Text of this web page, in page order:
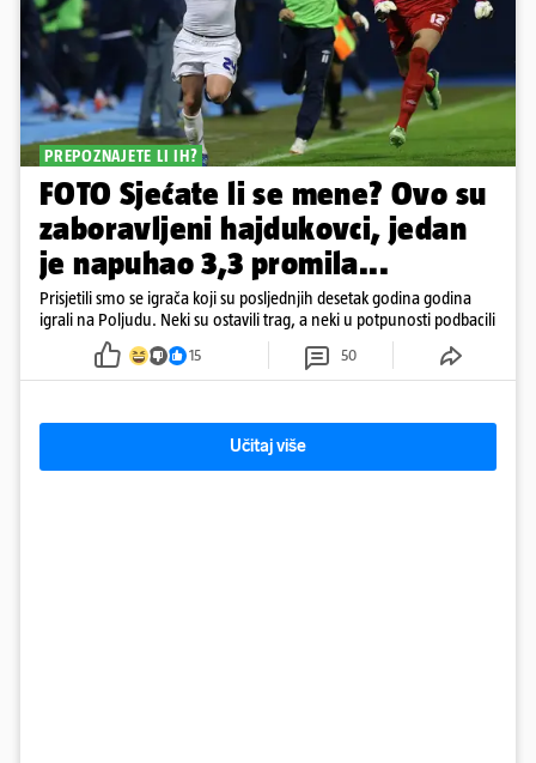
PREPOZNAJETE LI IH?
FOTO Sjećate li se mene? Ovo su
zaboravljeni hajdukovci, jedan
je napuhao 3,3 promila...
Prisjetili smo se igrača koji su posljednjih desetak godina godina
igrali na Poljudu. Neki su ostavili trag, a neki u potpunosti podbacili
15 50
Učitaj više